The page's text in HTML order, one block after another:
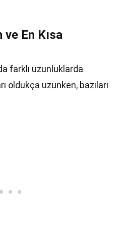
ve En Kısa
farklı uzunluklarda
oldukça uzunken, bazıları